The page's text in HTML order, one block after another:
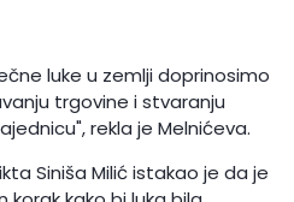
luke u zemlji doprinosimo
trgovine i stvaranju
rekla je Melnićeva.
Siniša Milić istakao je da je